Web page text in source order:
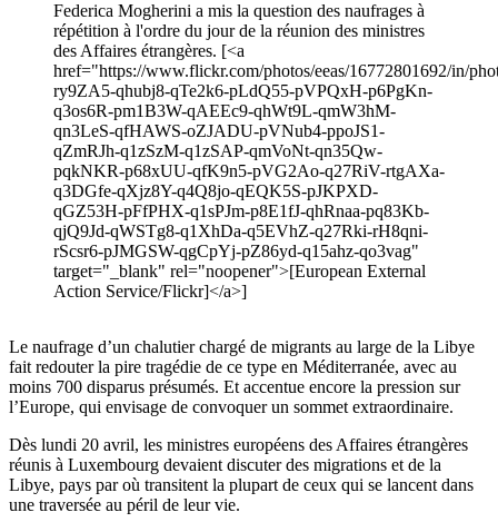
Federica Mogherini a mis la question des naufrages à
répétition à l'ordre du jour de la réunion des ministres
des Affaires étrangères. [<a
href="https://www.flickr.com/photos/eeas/16772801692/in/
ry9ZA5-qhubj8-qTe2k6-pLdQ55-pVPQxH-p6PgKn-
q3os6R-pm1B3W-qAEEc9-qhWt9L-qmW3hM-
qn3LeS-qfHAWS-oZJADU-pVNub4-ppoJS1-
qZmRJh-q1zSzM-q1zSAP-qmVoNt-qn35Qw-
pqkNKR-p68xUU-qfK9n5-pVG2Ao-q27RiV-rtgAXa-
q3DGfe-qXjz8Y-q4Q8jo-qEQK5S-pJKPXD-
qGZ53H-pFfPHX-q1sPJm-p8E1fJ-qhRnaa-pq83Kb-
qjQ9Jd-qWSTg8-q1XhDa-q5EVhZ-q27Rki-rH8qni-
rScsr6-pJMGSW-qgCpYj-pZ86yd-q15ahz-qo3vag"
target="_blank" rel="noopener">[European External
Action Service/Flickr]</a>]
Le naufrage d’un chalutier chargé de migrants au large de la Libye
fait redouter la pire tragédie de ce type en Méditerranée, avec au
moins 700 disparus présumés. Et accentue encore la pression sur
l’Europe, qui envisage de convoquer un sommet extraordinaire.
Dès lundi 20 avril, les ministres européens des Affaires étrangères
réunis à Luxembourg devaient discuter des migrations et de la
Libye, pays par où transitent la plupart de ceux qui se lancent dans
une traversée au péril de leur vie.